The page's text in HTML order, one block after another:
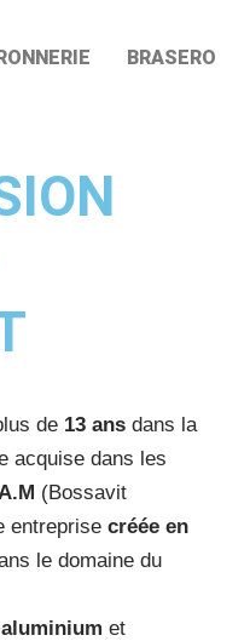
BRASERO
de 13 ansdans la
acquise dans les
(Bossavit
entreprise créée en
le domaine du
aluminium et